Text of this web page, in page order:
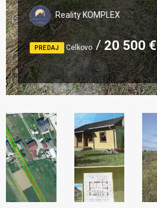
Reality KOMPLEX
PREDAJ Celkovo 20 500 €